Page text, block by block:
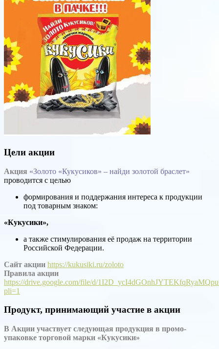
Цели акции
Акция «Золото «Кукусиков» – найди золотой браслет»
проводится с целью
формирования и поддержания интереса к продукции
под товарным знаком:
«Кукусики»,
а также стимулирования её продаж на территории
Российской Федерации.
Сайт акции https://kukusiki.ru/zoloto
Правила акции
https://drive.google.com/file/d/
pli=1
Продукт, принимающий участие в акции
В Акции участвует следующая продукция в промо-
упаковке торговой марки «Кукусики»